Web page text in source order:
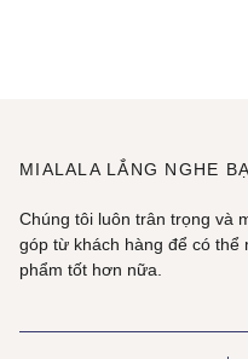
MIALALA LẮNG NGHE
Chúng tôi luôn trân trọng và
góp từ khách hàng để có thể
phẩm tốt hơn nữa.